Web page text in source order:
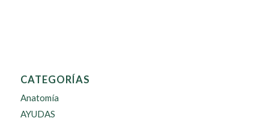
CATEGORÍAS
Anatomía
AYUDAS